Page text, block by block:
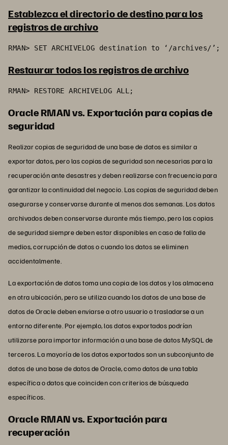
Establezca el directorio de destino para los
registros de archivo
RMAN> SET ARCHIVELOG destination to ‘/archives/’;
Restaurar todos los registros de archivo
RMAN> RESTORE ARCHIVELOG ALL;
Oracle RMAN vs. Exportación para copias de
seguridad
Realizar copias de seguridad de una base de datos es similar a
exportar datos, pero las copias de seguridad son necesarias para la
recuperación ante desastres y deben realizarse con frecuencia para
garantizar la continuidad del negocio. Las copias de seguridad deben
asegurarse y conservarse durante al menos dos semanas. Los datos
archivados deben conservarse durante más tiempo, pero las copias
de seguridad siempre deben estar disponibles en caso de falla de
medios, corrupción de datos o cuando los datos se eliminen
accidentalmente.
La exportación de datos toma una copia de los datos y los almacena
en otra ubicación, pero se utiliza cuando los datos de una base de
datos de Oracle deben enviarse a otro usuario o trasladarse a un
entorno diferente. Por ejemplo, los datos exportados podrían
utilizarse para importar información a una base de datos MySQL de
terceros. La mayoría de los datos exportados son un subconjunto de
datos de una base de datos de Oracle, como datos de una tabla
específica o datos que coinciden con criterios de búsqueda
específicos.
Oracle RMAN vs. Exportación para
recuperación